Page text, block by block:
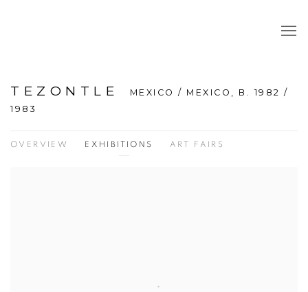
TEZONTLE MEXICO / MEXICO, B. 1982 /
1983
OVERVIEW EXHIBITIONS ART FAIRS